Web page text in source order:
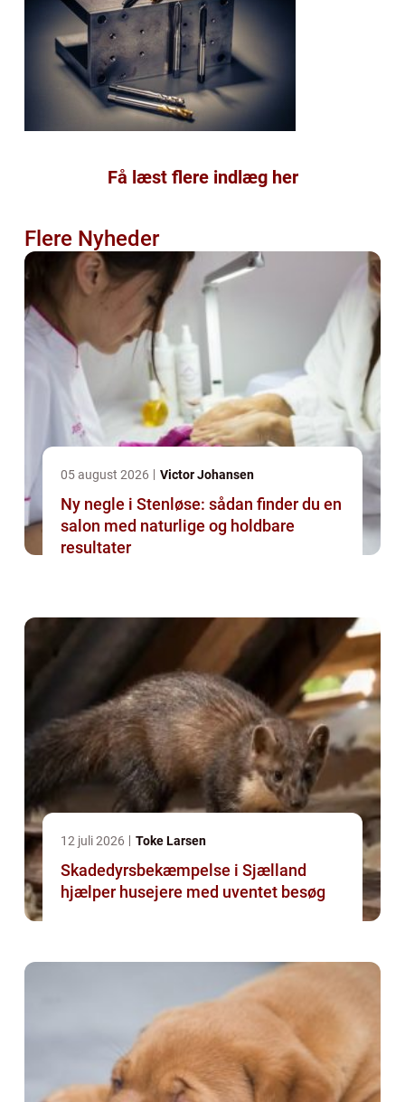
Få læst flere indlæg her
Flere Nyheder
05 august 2026 Victor Johansen
Ny negle i Stenløse: sådan finder du en
salon med naturlige og holdbare
resultater
12 juli 2026 Toke Larsen
Skadedyrsbekæmpelse i Sjælland
hjælper husejere med uventet besøg